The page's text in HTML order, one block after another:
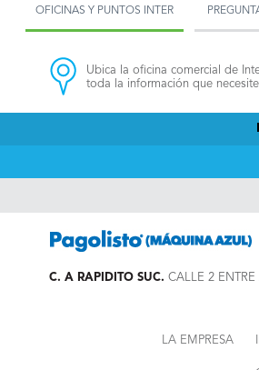
OFICINAS Y PUNTOS INTER
Ubica la oficina comercial de
toda la información que
C. A RAPIDITO SUC. CALLE 2
LA EMPRESA